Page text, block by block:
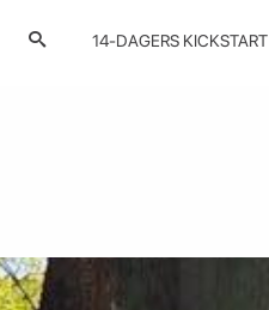
14-DAGERS KICKSTART